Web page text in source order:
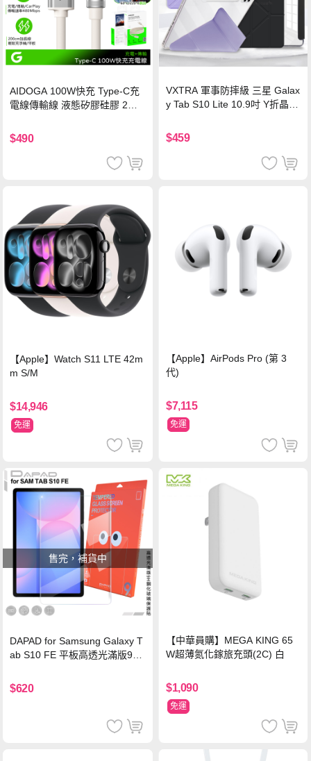
AIDOGA 100W快充 Type-C充
電線傳輸線 液態矽膠硅膠 2M
$490
VXTRA 軍事防摔級 三星 Galax
y Tab S10 Lite 10.9吋 Y折晶透
$459
【Apple】Watch S11 LTE 42m
m S/M
$14,946
免運
【Apple】AirPods Pro (第 3
代)
$7,115
免運
售完，補貨中
DAPAD for Samsung Galaxy T
ab S10 FE 平板高透光滿版9H
$620
【中華員購】MEGA KING 65
W超薄氮化鎵旅充頭(2C) 白
$1,090
免運